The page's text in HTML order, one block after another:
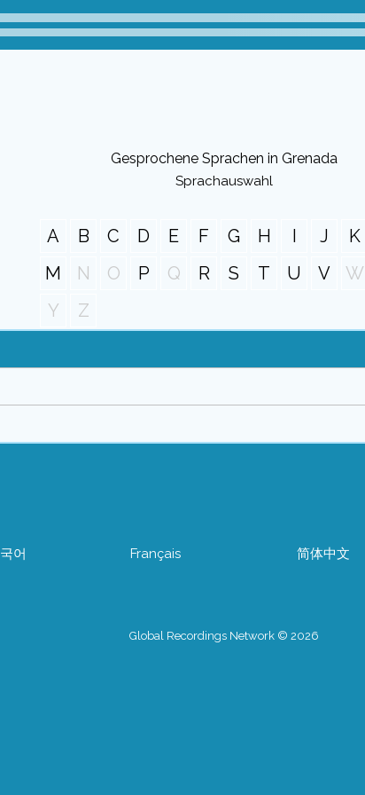
Gesprochene Sprachen in Grenada
Sprachauswahl
A B C D E F G H I J K
M
N O P Q R S T U V W
Y
Z
어 Français 简体中文
Global Recordings Network © 2026